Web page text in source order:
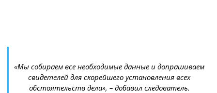
«Мы собираем все необходимые данные и допрашиваем
свидетелей для скорейшего установления всех
обстоятельств дела», – добавил следователь.